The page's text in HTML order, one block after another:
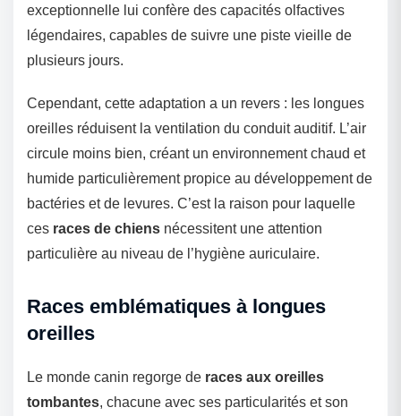
exceptionnelle lui confère des capacités olfactives
légendaires, capables de suivre une piste vieille de
plusieurs jours.
Cependant, cette adaptation a un revers : les longues
oreilles réduisent la ventilation du conduit auditif. L’air
circule moins bien, créant un environnement chaud et
humide particulièrement propice au développement de
bactéries et de levures. C’est la raison pour laquelle
ces races de chiens nécessitent une attention
particulière au niveau de l’hygiène auriculaire.
Races emblématiques à longues
oreilles
Le monde canin regorge de races aux oreilles
tombantes, chacune avec ses particularités et son